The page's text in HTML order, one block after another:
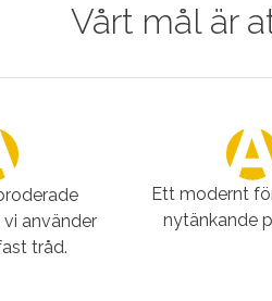
Vårt mål är
använder
tråd.
Ett modernt
nytänkande